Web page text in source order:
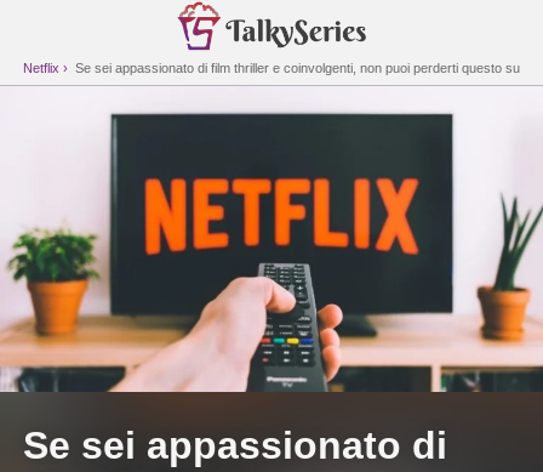
Netflix
Se sei appassionato di film thriller e coinvolgenti, non puoi perderti questo su
Se sei appassionato di